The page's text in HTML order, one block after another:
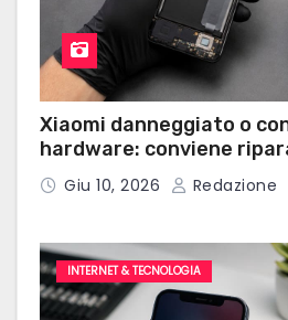
Xiaomi danneggiato o
hardware: conviene
Xiaomi?
Giu 10, 2026 Redazione
INTERNET & TECNOLOGIA